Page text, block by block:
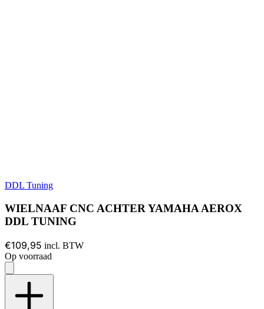
DDL Tuning
WIELNAAF CNC ACHTER YAMAHA AEROX
DDL TUNING
€109,95 incl. BTW
Op voorraad